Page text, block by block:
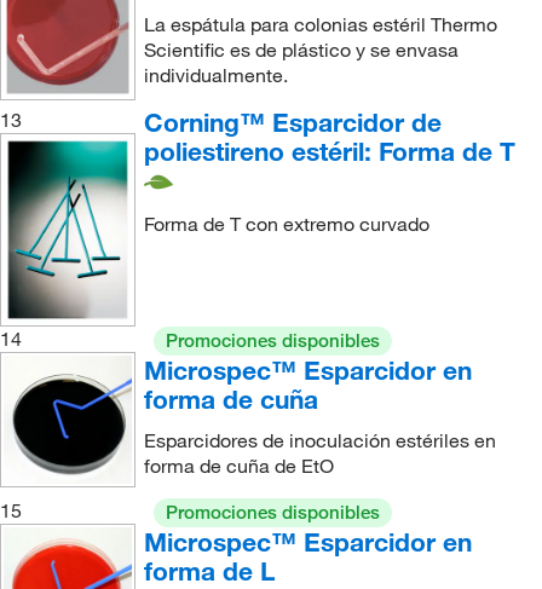
La espátula para colonias estéril Thermo
Scientific es de plástico y se envasa
individualmente.
13
Corning™ Esparcidor de
poliestireno estéril: Forma de T
Forma de T con extremo curvado
14 Promociones disponibles
Microspec™ Esparcidor en
forma de cuña
Esparcidores de inoculación estériles en
forma de cuña de EtO
15
Promociones disponibles
Microspec™ Esparcidor en
forma de L